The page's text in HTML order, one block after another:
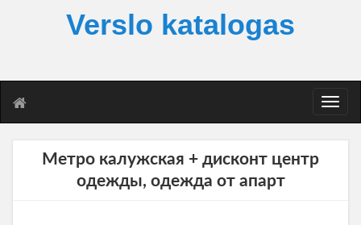
Verslo katalogas
T
o
Метро калужская + дисконт центр
одежды, одежда от апарт